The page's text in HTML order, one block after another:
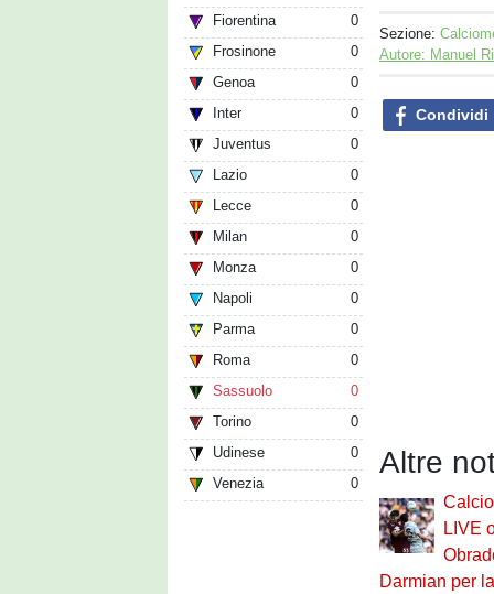
Fiorentina
0
Frosinone
0
Genoa
0
Inter
0
Juventus
0
Lazio
0
Lecce
0
Milan
0
Monza
0
Napoli
0
Parma
0
Roma
0
Sassuolo
0
Torino
0
Udinese
0
Venezia
0
Sezione:
Autore: Manuel
Condividi
Altre
LIVE
Darmian per